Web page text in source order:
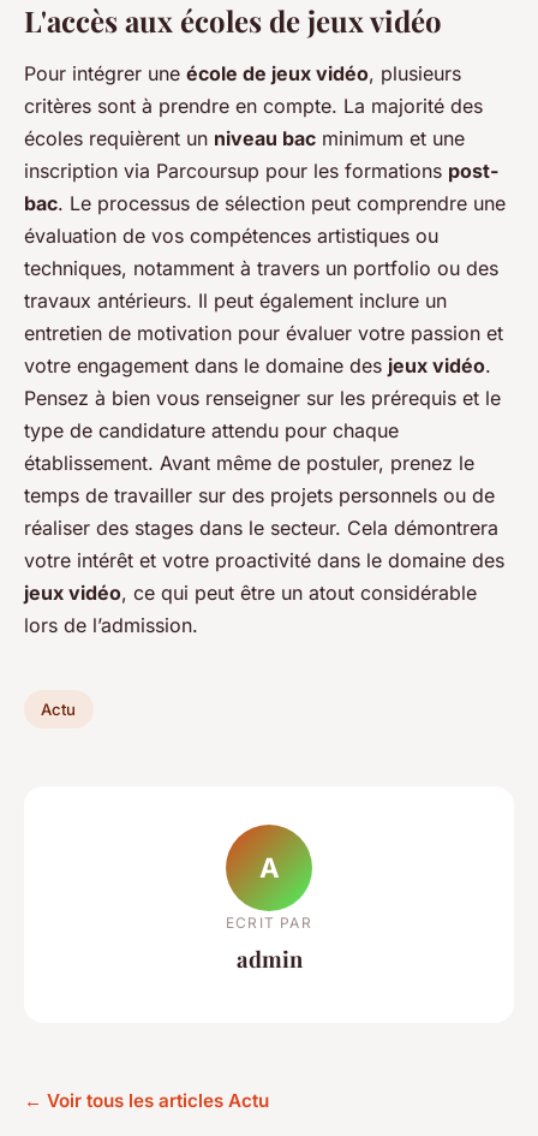
L'accès aux écoles de jeux vidéo
Pour intégrer une école de jeux vidéo, plusieurs
critères sont à prendre en compte. La majorité des
écoles requièrent un niveau bac minimum et une
inscription via Parcoursup pour les formations post-
bac. Le processus de sélection peut comprendre une
évaluation de vos compétences artistiques ou
techniques, notamment à travers un portfolio ou des
travaux antérieurs. Il peut également inclure un
entretien de motivation pour évaluer votre passion et
votre engagement dans le domaine des jeux vidéo.
Pensez à bien vous renseigner sur les prérequis et le
type de candidature attendu pour chaque
établissement. Avant même de postuler, prenez le
temps de travailler sur des projets personnels ou de
réaliser des stages dans le secteur. Cela démontrera
votre intérêt et votre proactivité dans le domaine des
jeux vidéo, ce qui peut être un atout considérable
lors de l’admission.
Actu
A
ECRIT PAR
admin
← Voir tous les articles Actu